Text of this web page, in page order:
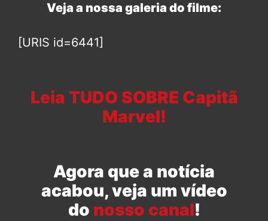
Veja a nossa galeria do filme:
[URIS id=6441]
Leia TUDO SOBRE Capitã
Marvel!
Agora que a notícia
acabou, veja um vídeo
do nosso canal!